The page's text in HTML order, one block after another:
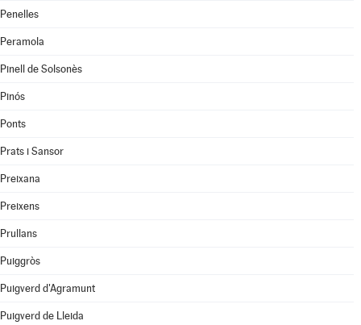
Penelles
Peramola
Pinell de Solsonès
Pinós
Ponts
Prats i Sansor
Preixana
Preixens
Prullans
Puiggròs
Puigverd d'Agramunt
Puigverd de Lleida